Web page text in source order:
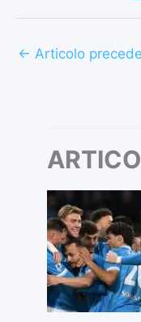
← Articolo